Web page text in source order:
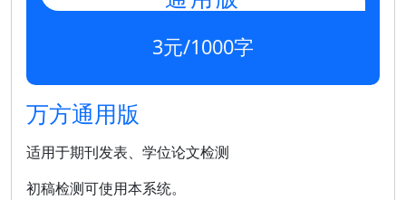
3元/1000字
万方通用版
适用于期刊发表、学位论文检测
初稿检测可使用本系统。